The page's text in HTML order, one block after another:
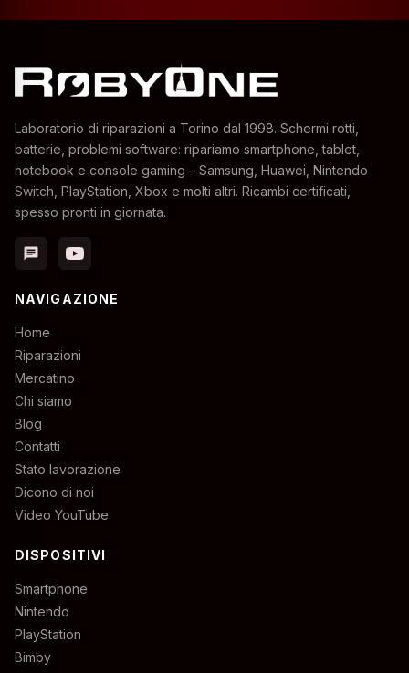
Laboratorio di riparazioni a Torino dal 1998. Schermi rotti,
batterie, problemi software: ripariamo smartphone, tablet,
notebook e console gaming – Samsung, Huawei, Nintendo
Switch, PlayStation, Xbox e molti altri. Ricambi certificati,
spesso pronti in giornata.
chat
NAVIGAZIONE
Home
Riparazioni
Mercatino
Chi siamo
Blog
Contatti
Stato lavorazione
Dicono di noi
Video YouTube
DISPOSITIVI
Smartphone
Nintendo
PlayStation
Bimby